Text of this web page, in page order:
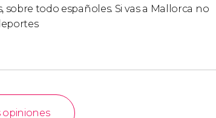
todo españoles. Si vas a Mallorca no
opiniones